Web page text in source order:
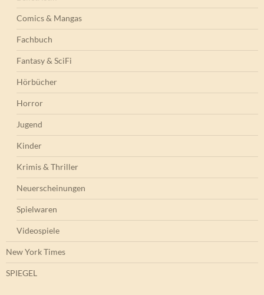
Comics & Mangas
Fachbuch
Fantasy & SciFi
Hörbücher
Horror
Jugend
Kinder
Krimis & Thriller
Neuerscheinungen
Spielwaren
Videospiele
New York Times
SPIEGEL